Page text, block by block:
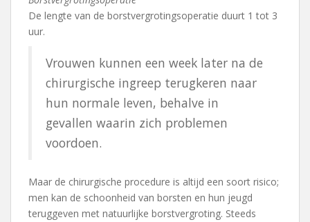
De lengte van de borstvergrotingsoperatie duurt 1 tot 3
uur.
Vrouwen kunnen een week later na de
chirurgische ingreep terugkeren naar
hun normale leven, behalve in
gevallen waarin zich problemen
voordoen.
Maar de chirurgische procedure is altijd een soort risico;
men kan de schoonheid van borsten en hun jeugd
teruggeven met natuurlijke borstvergroting. Steeds